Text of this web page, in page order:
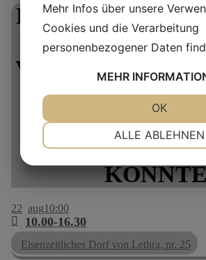
ERLEBEN SIE
AUS DER
VON INNEN UND
SIE EIN DORF,
VOR 2000
AUSGESEHEN
22 aug10:00
10.00-16.30
Eisenzeitliches Dorf von Lethra, nr. 25
Mehr Infos über unsere
Cookies und die Verarbeitung
personenbezogener Daten
MEHR
MARKETING
ALLE ABLEHNEN
OK